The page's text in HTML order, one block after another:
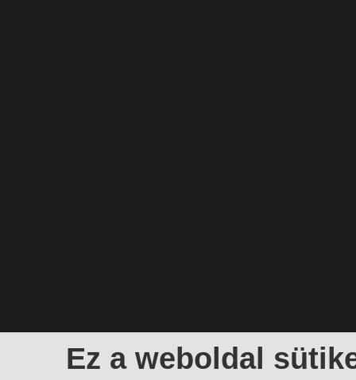
Ez a weboldal